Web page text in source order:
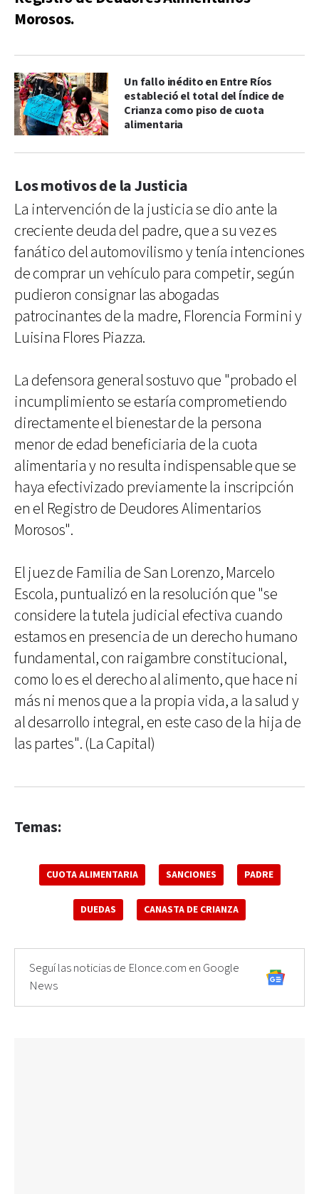
Morosos.
Un fallo inédito en Entre Ríos
estableció el total del Índice de
Crianza como piso de cuota
alimentaria
Los motivos de la Justicia
La intervención de la justicia se dio ante la
creciente deuda del padre, que a su vez es
fanático del automovilismo y tenía intenciones
de comprar un vehículo para competir, según
pudieron consignar las abogadas
patrocinantes de la madre, Florencia Formini y
Luisina Flores Piazza.
La defensora general sostuvo que "probado el
incumplimiento se estaría comprometiendo
directamente el bienestar de la persona
menor de edad beneficiaria de la cuota
alimentaria y no resulta indispensable que se
haya efectivizado previamente la inscripción
en el Registro de Deudores Alimentarios
Morosos".
El juez de Familia de San Lorenzo, Marcelo
Escola, puntualizó en la resolución que "se
considere la tutela judicial efectiva cuando
estamos en presencia de un derecho humano
fundamental, con raigambre constitucional,
como lo es el derecho al alimento, que hace ni
más ni menos que a la propia vida, a la salud y
al desarrollo integral, en este caso de la hija de
las partes". (La Capital)
Temas:
CUOTA ALIMENTARIA SANCIONES PADRE
DUEDAS CANASTA DE CRIANZA
Seguí las noticias de Elonce.com en Google
News